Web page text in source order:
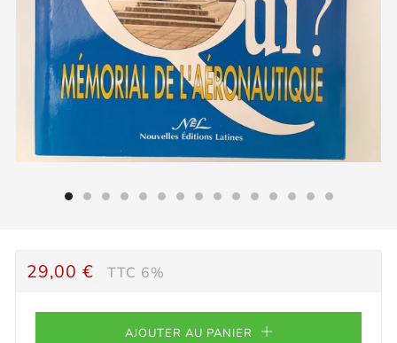
PRIX
29,00 € TTC 6%
AJOUTER AU PANIER